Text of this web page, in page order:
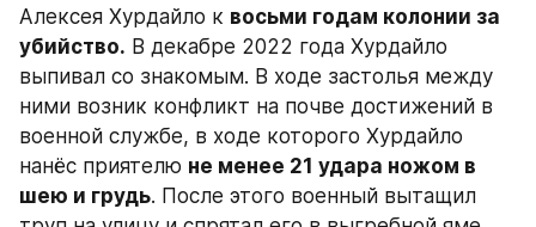
Алексея Хурдайло к восьми годам колонии за
убийство. В декабре 2022 года Хурдайло
выпивал со знакомым. В ходе застолья между
ними возник конфликт на почве достижений в
военной службе, в ходе которого Хурдайло
нанёс приятелю не менее 21 удара ножом в
шею и грудь. После этого военный вытащил